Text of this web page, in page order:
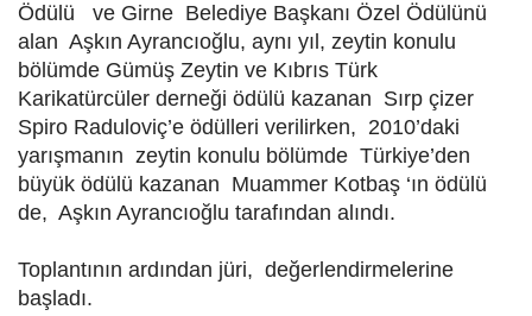
Ödülü ve Girne Belediye Başkanı Özel Ödülünü
alan Aşkın Ayrancıoğlu, aynı yıl, zeytin konulu
bölümde Gümüş Zeytin ve Kıbrıs Türk
Karikatürcüler derneği ödülü kazanan Sırp çizer
Spiro Raduloviç’e ödülleri verilirken, 2010’daki
yarışmanın zeytin konulu bölümde Türkiye’den
büyük ödülü kazanan Muammer Kotbaş ‘ın ödülü
de, Aşkın Ayrancıoğlu tarafından alındı.
Toplantının ardından jüri, değerlendirmelerine
başladı.